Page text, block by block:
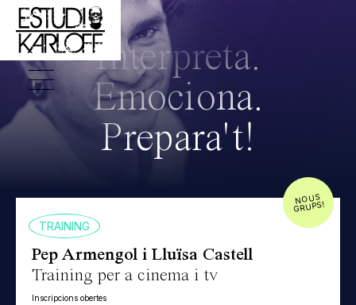
Interpreta.
Emociona.
Prepara't!
TRAINING
Pep Armengol i Lluïsa Castell
Training per a cinema i tv
Inscripcions obertes
NOUS
GRUPS!